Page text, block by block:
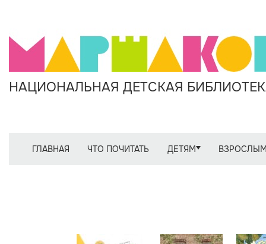
НАЦИОНАЛЬНАЯ ДЕТСКАЯ
ГЛАВНАЯ ЧТО ПОЧИТАТЬ ДЕТЯМ